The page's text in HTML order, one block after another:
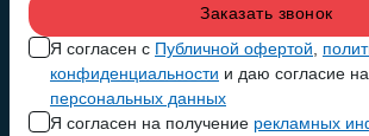
Я согласен с Публичной офертой
конфиденциальности и даю согласие на
персональных данных
Я согласен на получение рекламных